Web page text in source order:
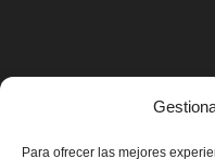
Para ofrecer las mejores